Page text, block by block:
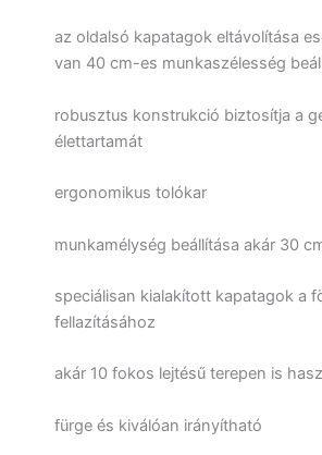
az oldalsó kapatagok eltávolítása
van 40 cm-es munkaszélesség
robusztus konstrukció biztosítja a
élettartamát
ergonomikus tolókar
munkamélység beállítása akár 30
speciálisan kialakított kapatagok a
fellazításához
akár 10 fokos lejtésű terepen is
fürge és kiválóan irányítható